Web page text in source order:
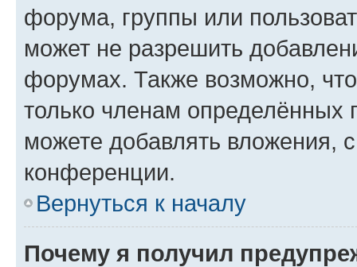
форума, группы или
может не разрешить
форумах. Также возможно,
только членам определённых
можете добавлять вложения,
конференции.
Вернуться к началу
Почему я получил